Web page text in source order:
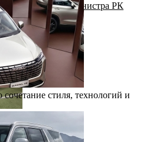
Премьер-министра РК
стиля, технологий и